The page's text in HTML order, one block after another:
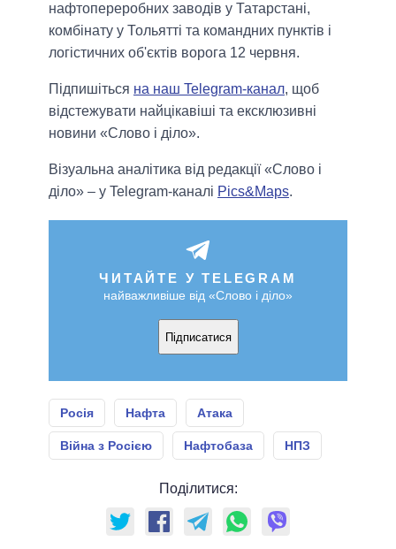
нафтопереробних заводів у Татарстані,
комбінату у Тольятті та командних пунктів і
логістичних об'єктів ворога 12 червня.
Підпишіться на наш Telegram-канал, щоб
відстежувати найцікавіші та ексклюзивні
новини «Слово і діло».
Візуальна аналітика від редакції «Слово і
діло» – у Telegram-каналі Pics&Maps.
ЧИТАЙТЕ У TELEGRAM
найважливіше від «Слово і діло»
Підписатися
Росія Нафта Атака
Війна з Росією Нафтобаза НПЗ
Поділитися: